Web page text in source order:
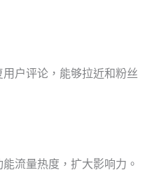
户评论，能够拉近和粉丝
流量热度，扩大影响力。